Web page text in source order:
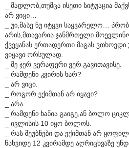
_ მადლობ,თუმცა ისეთი სიტუაცია
არ ვიცი…
_ უი,მასე ნუ იტყვი საყვარელო…
არის,მთავარია ჯანმრთელი
ქვეყანას.ერთადერთი მაგას
ვიყავი ორსულად.
_ მე ჯერ ვერაფერი ვერ გავითავისე.
_ რამდენი კვირის ხარ?
_ არ ვიცი.
_ როგორ ექიმთან არ იყავი?
_ არა.
_ რამდენი ხანია გაიგე,ან ბოლო
_ ივლისის 10 იყო ბოლოს.
_ რას მეუბნები და ექიმთან არ
წახვიდე 12 კვირამდე აღრიცხვაზე